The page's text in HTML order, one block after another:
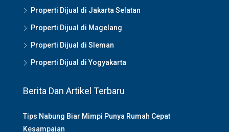
Properti Dijual di Jakarta Selatan
Properti Dijual di Magelang
Properti Dijual di Sleman
Properti Dijual di Yogyakarta
Berita Dan Artikel Terbaru
Tips Nabung Biar Mimpi Punya Rumah Cepat
Kesampaian